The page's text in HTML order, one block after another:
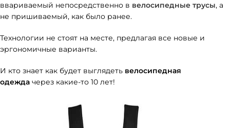
ввариваемый непосредственно в велосипедные трусы, а
не пришиваемый, как было ранее.
Технологии не стоят на месте, предлагая все новые и
эргономичные варианты.
И кто знает как будет выглядеть велосипедная
одежда через какие-то 10 лет!